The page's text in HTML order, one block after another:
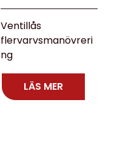
Ventillås
flervarvsmanövreri
ng
LÄS MER